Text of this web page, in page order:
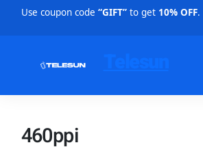
Use coupon code “GIFT”to get 10% OFF.
460ppi